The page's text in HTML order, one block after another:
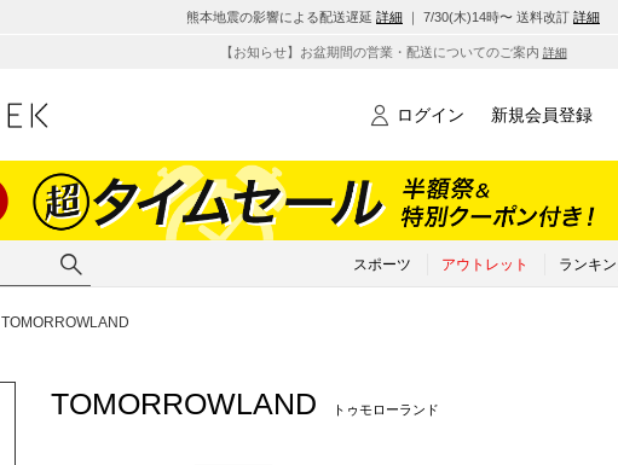
熊本地震の影響による配送遅延 詳細 ｜ 7/30(木)14時〜 送料改訂 詳細
【お知らせ】お盆期間の営業・配送についてのご案内 詳細
ログイン 新規会員登録
スポーツ アウトレット ランキ
TOMORROWLAND
TOMORROWLAND トゥモローランド